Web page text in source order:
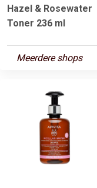
Hazel & Rosewater
Toner 236 ml
Meerdere shops